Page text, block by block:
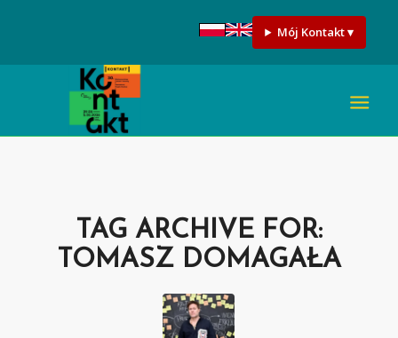
Mój Kontakt ▾
TAG ARCHIVE FOR:
TOMASZ DOMAGAŁA